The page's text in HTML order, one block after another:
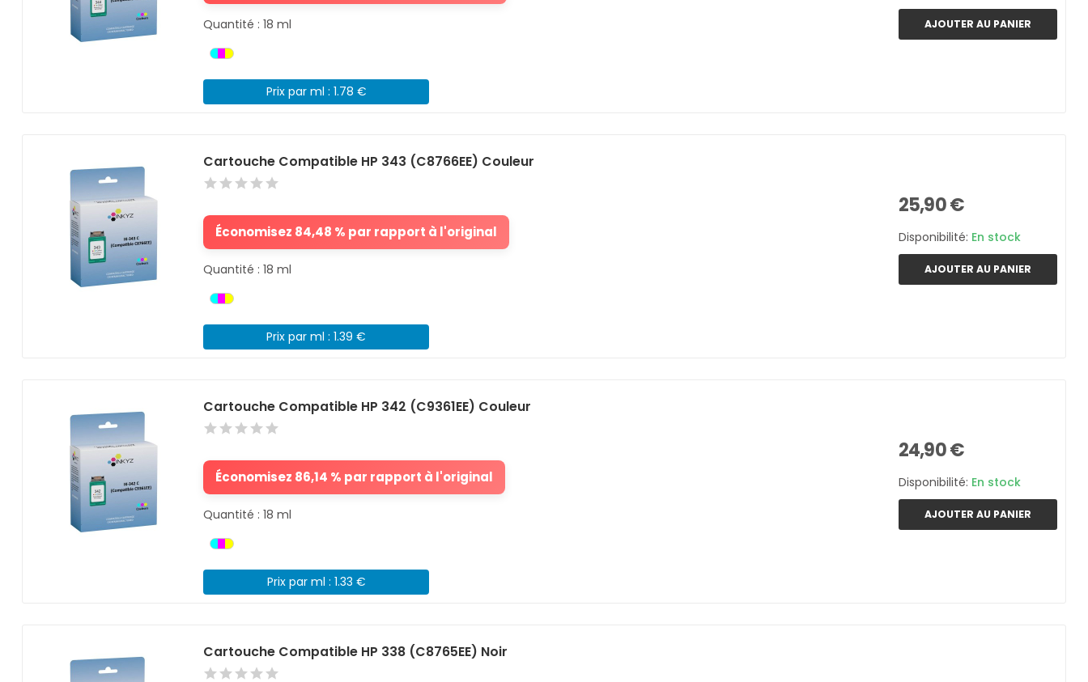
Quantité : 18 ml
Prix par ml : 1.78 €
AJOUTER AU PANIER
Cartouche Compatible HP 343 (C8766EE) Couleur
Économisez 84,48 % par rapport à l'original
Quantité : 18 ml
Prix par ml : 1.39 €
25,90 €
Disponibilité: En stock
AJOUTER AU PANIER
Cartouche Compatible HP 342 (C9361EE) Couleur
Économisez 86,14 % par rapport à l'original
Quantité : 18 ml
Prix par ml : 1.33 €
24,90 €
Disponibilité: En stock
AJOUTER AU PANIER
Cartouche Compatible HP 338 (C8765EE) Noir